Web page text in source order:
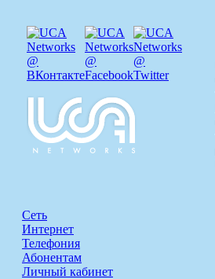
Сеть
Интернет
Телефония
Абонентам
Личный кабинет